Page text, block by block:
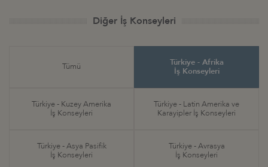
Diğer İş Konseyleri
Tümü
Türkiye - Afrika
İş Konseyleri
Türkiye - Kuzey Amerika
İş Konseyleri
Türkiye - Latin Amerika ve
Karayipler İş Konseyleri
Türkiye - Asya Pasifik
İş Konseyleri
Türkiye - Avrasya
İş Konseyleri